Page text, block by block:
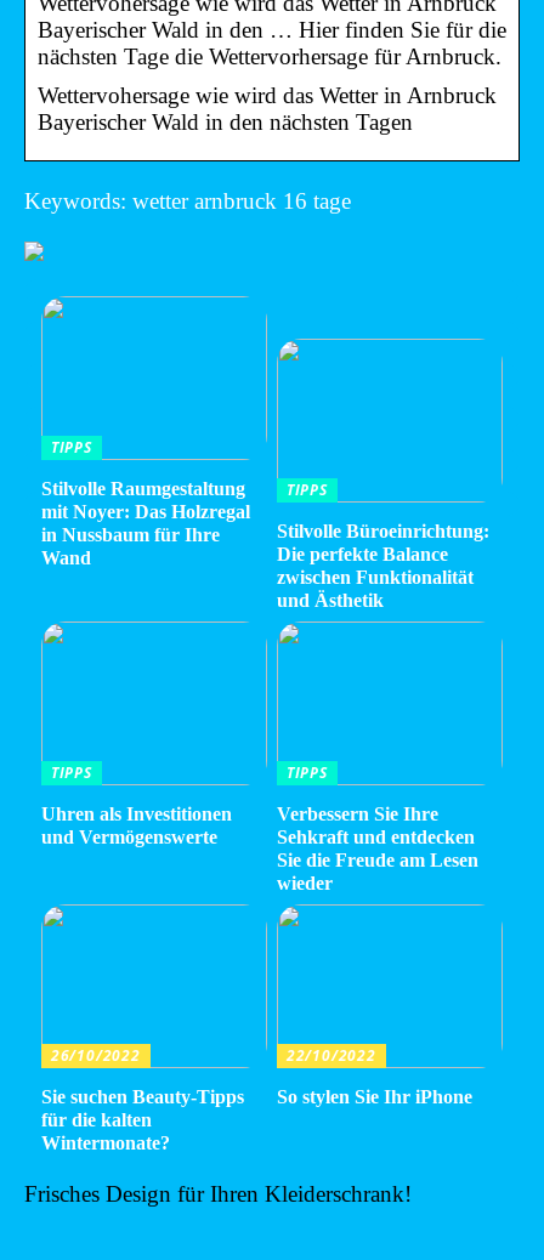
Bayerischer Wald in den … Hier finden Sie für die
nächsten Tage die Wettervorhersage für Arnbruck.
Wettervohersage wie wird das Wetter in Arnbruck
Bayerischer Wald in den nächsten Tagen
Keywords: wetter arnbruck 16 tage
TIPPS
Stilvolle Raumgestaltung
mit Noyer: Das Holzregal
in Nussbaum für Ihre
Wand
TIPPS
Stilvolle Büroeinrichtung:
Die perfekte Balance
zwischen Funktionalität
und Ästhetik
TIPPS
Uhren als Investitionen
und Vermögenswerte
TIPPS
Verbessern Sie Ihre
Sehkraft und entdecken
Sie die Freude am Lesen
wieder
26/10/2022
Sie suchen Beauty-Tipps
für die kalten
Wintermonate?
22/10/2022
So stylen Sie Ihr iPhone
Frisches Design für Ihren Kleiderschrank!